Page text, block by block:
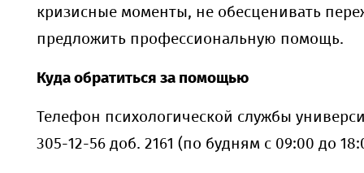
кризисные моменты, не обесценивать
предложить профессиональную помощь.
Куда обратиться за помощью
Телефон психологической службы
305-12-56 доб. 2161 (по будням с 09:00 до